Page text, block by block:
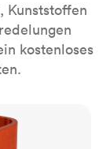
Kunststoffen
kostenloses